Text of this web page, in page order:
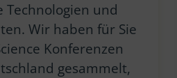
Technologien und
Wir haben für Sie
Konferenzen
gesammelt,